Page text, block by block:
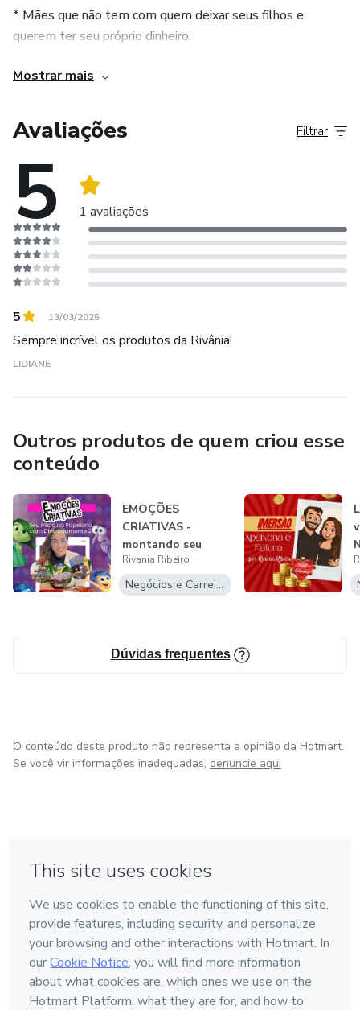
* Mães que não tem com quem deixar seus filhos e
querem ter seu próprio dinheiro.
* Pessoas que querem uma renda extra trabalhando de
* Mães que adoram fazer artesanato e querem monetizar
* Profissionais frustradas com o trabalho ou carreira atual
que querem fazer outra coisa para se sentirem felizes e
realizadas.
* Mães que não querem voltar para o trabalho depois da
* Pessoas que desejam um novo hobby para se divertir nas
horas vagas e ainda faturar com isso.
Mostrar mais
Avaliações
5 1 avaliações
Filtrar
5 13/03/2025
Sempre incrível os produtos da Rivânia!
LIDIANE
Outros produtos de quem criou esse
conteúdo
EMOÇÕES
CRIATIVAS -
montando seu
primeiro portfólio
Rivania Ribeiro
Negócios e Carreira
Dúvidas frequentes
O conteúdo deste produto não representa a opinião da Hotmart.
Se você vir informações inadequadas, denuncie aqui
Feito com ❤
em Belo Horizonte
na Cidade do México
Conheça a Hotmart